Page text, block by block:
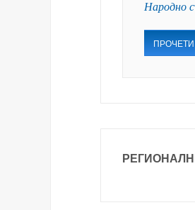
Народно
ПРОЧЕТИ